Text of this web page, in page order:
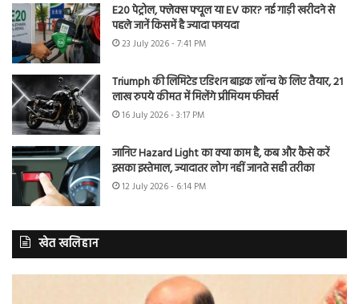
E20 पेट्रोल, फ्लेक्स फ्यूल या EV कार? नई गाड़ी खरीदने से
पहले जानें किसमें है ज्यादा फायदा
23 July 2026 - 7:41 PM
Triumph की लिमिटेड एडिशन बाइक लॉन्च के लिए तैयार, 21
लाख रुपये कीमत में मिलेंगे प्रीमियम फीचर्स
16 July 2026 - 3:17 PM
जानिए Hazard Light का क्या काम है, कब और कैसे करें
इसका इस्तेमाल, ज्यादातर लोग नहीं जानते सही तरीका
12 July 2026 - 6:14 PM
खेत खलिहान